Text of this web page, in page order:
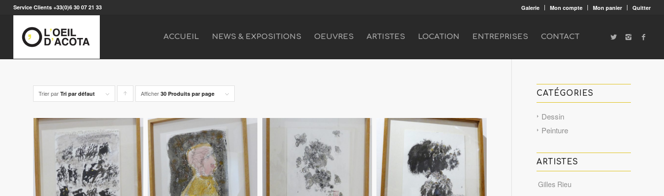
Galerie Mon compte Mon panier Quitter
Service Clients +33(0)6 30 07 21 33
ACCUEIL NEWS & EXPOSITIONS OEUVRES ARTISTES LOCATION ENTREPRISES CONTACT
Trier par Tri par défaut
Cliquer
les
en
ordre
Afficher 30 Produits par page CATÉGORIES
Dessin
Peinture
ARTISTES
Gilles Rieu